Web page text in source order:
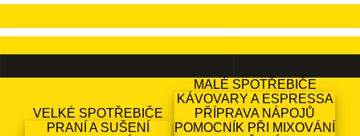
VELKÉ SPOTŘEBIČE
PRANÍ A SUŠENÍ
MALÉ SPOTŘEBIČE
KÁVOVARY A ESPRESSA
PŘÍPRAVA NÁPOJŮ
POMOCNÍK PŘI MIXOVÁNÍ